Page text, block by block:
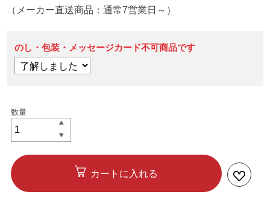
（メーカー直送商品：通常7営業日～）
のし・包装・メッセージカード不可商品です
カートに入れる